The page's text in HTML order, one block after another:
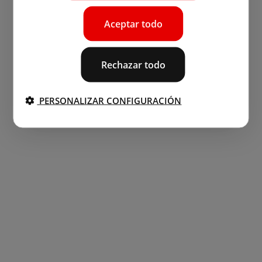
Aceptar todo
Rechazar todo
PERSONALIZAR CONFIGURACIÓN